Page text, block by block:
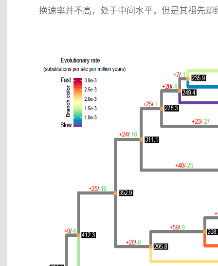
换速率并不高，处于中间水平，但是其祖先